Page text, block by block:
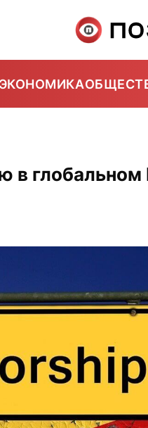
ЭКОНОМИКА
в глобальном